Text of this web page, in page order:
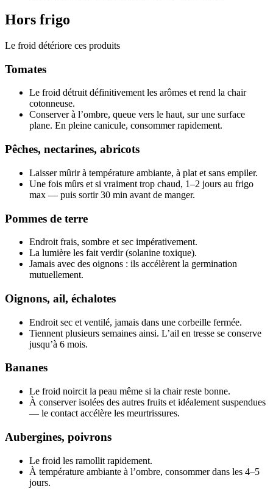
Hors frigo
Le froid détériore ces produits
Tomates
Le froid détruit définitivement les arômes et rend la chair
cotonneuse.
Conserver à l’ombre, queue vers le haut, sur une surface
plane. En pleine canicule, consommer rapidement.
Pêches, nectarines, abricots
Laisser mûrir à température ambiante, à plat et sans empiler.
Une fois mûrs et si vraiment trop chaud, 1–2 jours au frigo
max — puis sortir 30 min avant de manger.
Pommes de terre
Endroit frais, sombre et sec impérativement.
La lumière les fait verdir (solanine toxique).
Jamais avec des oignons : ils accélèrent la germination
mutuellement.
Oignons, ail, échalotes
Endroit sec et ventilé, jamais dans une corbeille fermée.
Tiennent plusieurs semaines ainsi. L’ail en tresse se conserve
jusqu’à 6 mois.
Bananes
Le froid noircit la peau même si la chair reste bonne.
À conserver isolées des autres fruits et idéalement suspendues
— le contact accélère les meurtrissures.
Aubergines, poivrons
Le froid les ramollit rapidement.
À température ambiante à l’ombre, consommer dans les 4–5
jours.